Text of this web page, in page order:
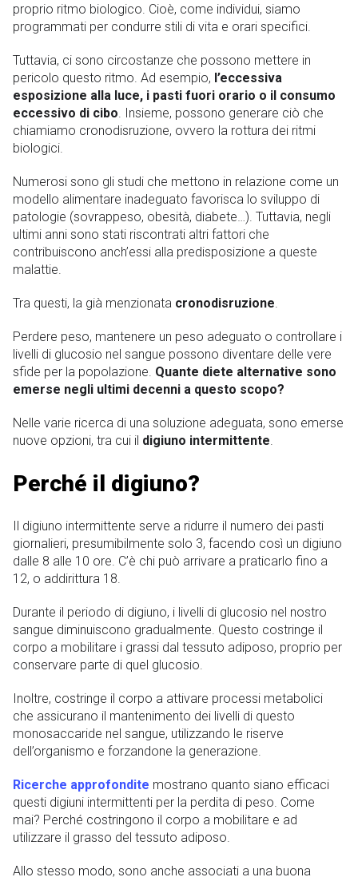
proprio ritmo biologico. Cioè, come individui, siamo
programmati per condurre stili di vita e orari specifici.
Tuttavia, ci sono circostanze che possono mettere in
pericolo questo ritmo. Ad esempio, l’eccessiva
esposizione alla luce, i pasti fuori orario o il consumo
eccessivo di cibo . Insieme, possono generare ciò che
chiamiamo cronodisruzione, ovvero la rottura dei ritmi
biologici.
Numerosi sono gli studi che mettono in relazione come un
modello alimentare inadeguato favorisca lo sviluppo di
patologie (sovrappeso, obesità, diabete…). Tuttavia, negli
ultimi anni sono stati riscontrati altri fattori che
contribuiscono anch’essi alla predisposizione a queste
malattie.
Tra questi, la già menzionata cronodisruzione
Perdere peso, mantenere un peso adeguato o controllare i
livelli di glucosio nel sangue possono diventare delle vere
sfide per la popolazione. Quante diete alternative sono
emerse negli ultimi decenni a questo scopo?
Nelle varie ricerca di una soluzione adeguata, sono emerse
nuove opzioni, tra cui il digiuno intermittente
Perché il digiuno?
Il digiuno intermittente serve a ridurre il numero dei pasti
giornalieri, presumibilmente solo 3, facendo così un digiuno
dalle 8 alle 10 ore. C’è chi può arrivare a praticarlo fino a
12, o addirittura 18.
Durante il periodo di digiuno, i livelli di glucosio nel nostro
sangue diminuiscono gradualmente. Questo costringe il
corpo a mobilitare i grassi dal tessuto adiposo, proprio per
conservare parte di quel glucosio.
Inoltre, costringe il corpo a attivare processi metabolici
che assicurano il mantenimento dei livelli di questo
monosaccaride nel sangue, utilizzando le riserve
dell’organismo e forzandone la generazione.
Ricerche approfondite mostrano quanto siano efficaci
questi digiuni intermittenti per la perdita di peso. Come
mai? Perché costringono il corpo a mobilitare e ad
utilizzare il grasso del tessuto adiposo.
Allo stesso modo, sono anche associati a una buona